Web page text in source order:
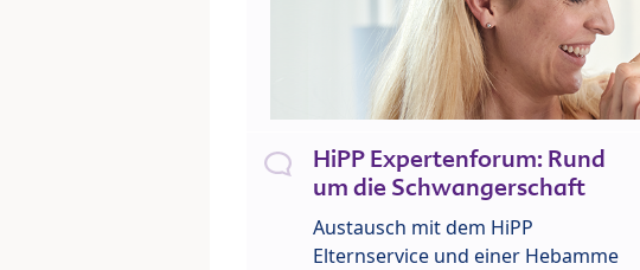
HiPP Expertenforum: Rund
um die Schwangerschaft
Austausch mit dem HiPP
Elternservice und einer Hebamme